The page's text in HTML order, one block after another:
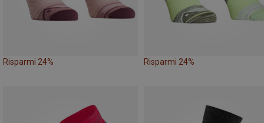
Risparmi 24% Risparmi 24%